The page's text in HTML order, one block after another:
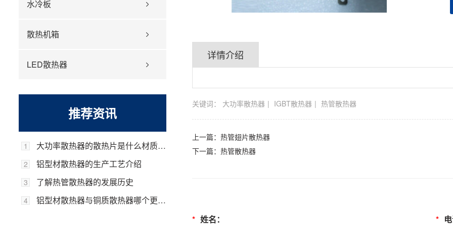
水冷板
散热机箱
LED散热器
推荐资讯
1 大功率散热器的散热片是什么材质的，它的优势是什么？
2 铝型材散热器的生产工艺介绍
3 了解热管散热器的发展历史
4 铝型材散热器与铜质散热器哪个更好？
详情介绍
关键词： 大功率散热器 IGBT散热器 热管散热器
上一篇： 热管翅片散热器
下一篇： 热管散热器
* 姓名： * 电